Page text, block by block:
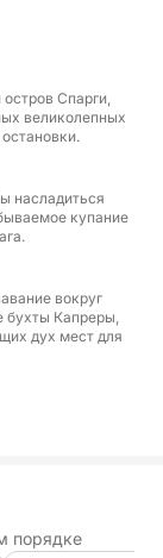
как
вы
времени,
или просто
шлюпки
по
Спарги,
великолепных
насладиться
купание
вокруг
бухты Капреры,
дух мест для
порядке